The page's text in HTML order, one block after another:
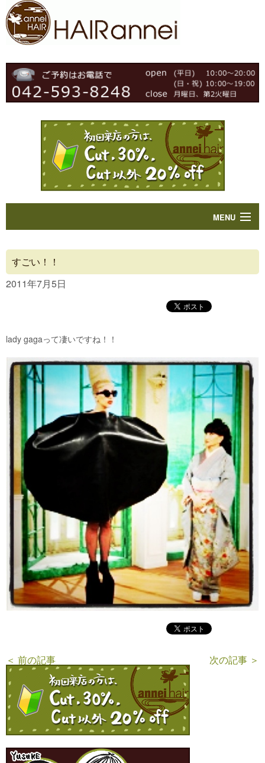
MENU
Concept
Blog
Contact
すごい！！
2011年7月5日
lady gagaって凄いですね！！
＜ 前の記事 次の記事 ＞